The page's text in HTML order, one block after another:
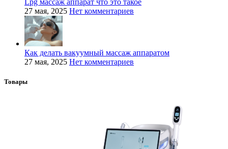
27 мая, 2025 Нет комментариев
Как делать вакуумный массаж аппаратом
27 мая, 2025 Нет комментариев
Товары